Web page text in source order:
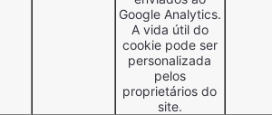
Google Analytics.
A vida útil do
cookie pode ser
personalizada
pelos
proprietários do
site.